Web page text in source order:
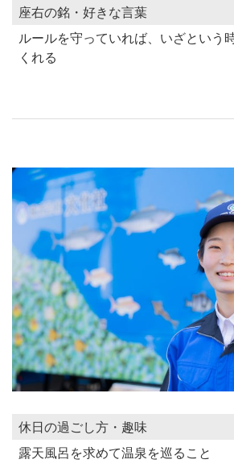
座右の銘・好きな言葉
ルールを守っていれば、いざという
くれる
休日の過ごし方・趣味
露天風呂を求めて温泉を巡ること